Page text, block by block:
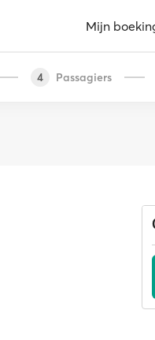
Mijn
4 Passagiers